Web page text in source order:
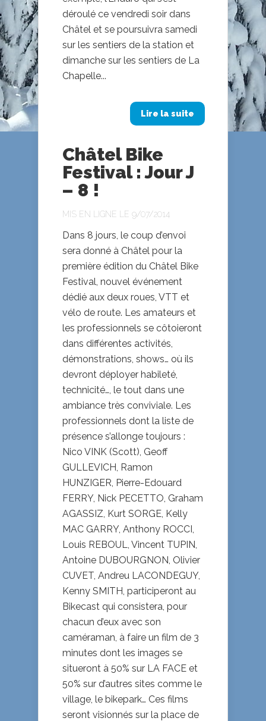
déroulé ce vendredi soir dans
Châtel et se poursuivra samedi
sur les sentiers de la station et
dimanche sur les sentiers de La
Chapelle...
Lire la suite
Châtel Bike
Festival : Jour J
– 8 !
MIS EN LIGNE LE 9/07/2014
Dans 8 jours, le coup d’envoi
sera donné à Châtel pour la
première édition du Châtel Bike
Festival, nouvel événement
dédié aux deux roues, VTT et
vélo de route. Les amateurs et
les professionnels se côtoieront
dans différentes activités,
démonstrations, shows… où ils
devront déployer habileté,
technicité…, le tout dans une
ambiance très conviviale. Les
professionnels dont la liste de
présence s’allonge toujours :
Nico VINK (Scott), Geoff
GULLEVICH, Ramon
HUNZIGER, Pierre-Edouard
FERRY, Nick PECETTO, Graham
AGASSIZ, Kurt SORGE, Kelly
MAC GARRY, Anthony ROCCI,
Louis REBOUL, Vincent TUPIN,
Antoine DUBOURGNON, Olivier
CUVET, Andreu LACONDEGUY,
Kenny SMITH, participeront au
Bikecast qui consistera, pour
chacun d’eux avec son
caméraman, à faire un film de 3
minutes dont les images se
situeront à 50% sur LA FACE et
50% sur d’autres sites comme le
village, le bikepark… Ces films
seront visionnés sur la place de